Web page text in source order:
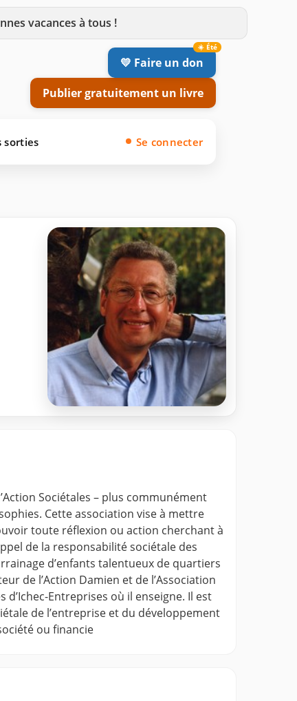
vacances à tous !
💛 Faire un don
Publier gratuitement un livre
sorties Se connecter
Sociétales – plus communément
Cette association vise à mettre
toute réflexion ou action cherchant à
de la responsabilité sociétale des
d’enfants talentueux de quartiers
de l’Action Damien et de l’Association
Entreprises où il enseigne. Il est
de l’entreprise et du développement
ou financie